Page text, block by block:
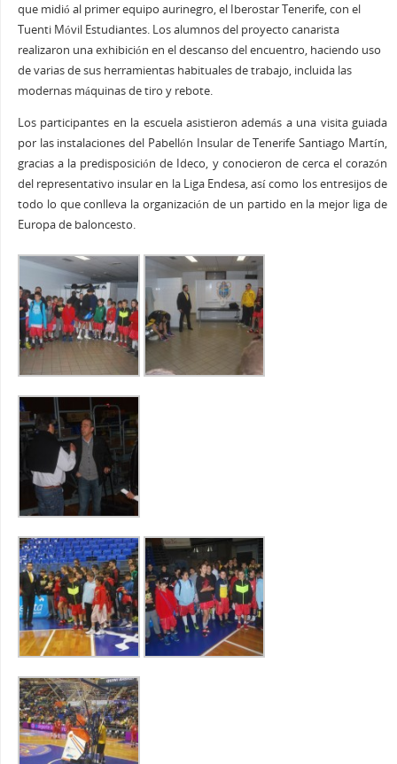
que midió al primer equipo aurinegro, el Iberostar Tenerife, con el
Tuenti Móvil Estudiantes. Los alumnos del proyecto canarista
realizaron una exhibición en el descanso del encuentro, haciendo uso
de varias de sus herramientas habituales de trabajo, incluida las
modernas máquinas de tiro y rebote.
Los participantes en la escuela asistieron además a una visita guiada
por las instalaciones del Pabellón Insular de Tenerife Santiago Martín,
gracias a la predisposición de Ideco, y conocieron de cerca el corazón
del representativo insular en la Liga Endesa, así como los entresijos de
todo lo que conlleva la organización de un partido en la mejor liga de
Europa de baloncesto.